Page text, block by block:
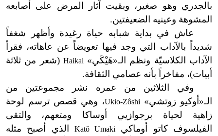
بالجدري وهو صغير، وبقيت آثار المرض على أصابعه
المشوهة وعينيه الضعيفتين.
عاش في بداية شبابه حياة رغيدة وأظهر شغفاً
شديداً بالآداب التي وجد فيها تعويضاً عن عاهاته، فقرأ
الآداب الكلاسيّة ونظم الـ«هَيْكَي» Haikai (شعر من ثلاثة
أبيات)، مفاخراً بأنه عصامي الثقافة.
وفي الثلاثين من عمره نشر مجموعتين من
الـ« أوكيو زوتشي» Ukio-Zôshi، وهي قصص ترسم لوحة
زاهية لحياة برجوازيي أوساكا ومتعهم، والتقى
الفيلسوف كاتو أوماكي
Katô Umaki
الذي أصبح مثله